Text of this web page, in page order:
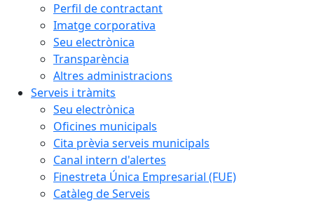
Perfil de contractant
Imatge corporativa
Seu electrònica
Transparència
Altres administracions
Serveis i tràmits
Seu electrònica
Oficines municipals
Cita prèvia serveis municipals
Canal intern d'alertes
Finestreta Única Empresarial (FUE)
Catàleg de Serveis